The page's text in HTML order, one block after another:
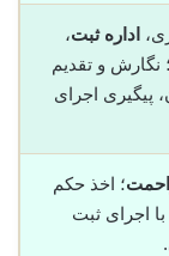
اداره ثبت،
نگارش و تقدیم
پیگیری اجرای
؛ اخذ حکم
اجرای ثبت